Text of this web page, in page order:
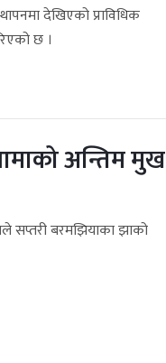
देखिएको प्राविधिक
छ ।
अन्तिम मुख
सप्तरी बरमझियाका झाको